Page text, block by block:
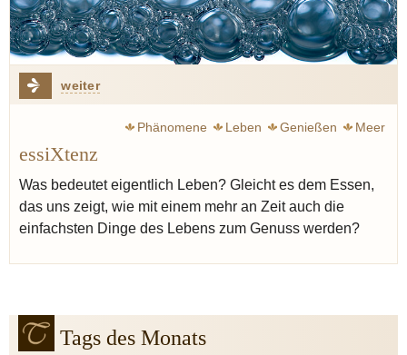
weiter
Phänomene Leben Genießen Meer
essiXtenz
Was bedeutet eigentlich Leben? Gleicht es dem Essen,
das uns zeigt, wie mit einem mehr an Zeit auch die
einfachsten Dinge des Lebens zum Genuss werden?
Tags des Monats